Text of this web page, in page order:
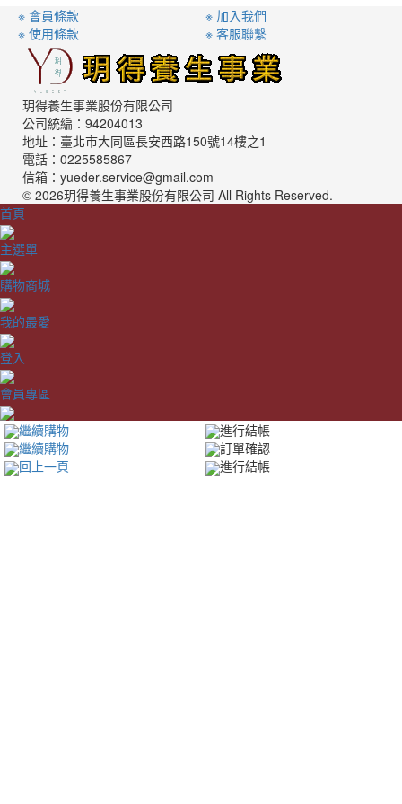
※ 會員條款
※ 加入我們
※ 使用條款
※ 客服聯繫
玥得養生事業股份有限公司
公司統編：94204013
地址：臺北市大同區長安西路150號14樓之1
電話：0225585867
信箱：yueder.service@gmail.com
© 2026玥得養生事業股份有限公司 All Rights Reserved.
首頁
主選單
購物商城
我的最愛
登入
會員專區
繼續購物
進行結帳
繼續購物
訂單確認
回上一頁
進行結帳